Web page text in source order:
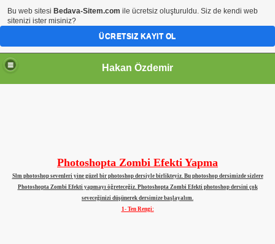
Hakan Özdemir
Photoshopta Zombi Efekti Yapma
Slm photoshop sevenleri yine güzel bir photoshop dersiyle birlikteyiz. Bu photoshop dersimizde sizlere
Photoshopta Zombi Efekti yapmayı öğreteceğiz. Photoshopta Zombi Efekti photoshop dersini çok
seveceğinizi düşünerek dersimize başlayalım.
1- Ten Rengi:
Bu web sitesi Bedava-Sitem.com ile ücretsiz oluşturuldu. Siz de kendi web
sitenizi ister misiniz?
ÜCRETSIZ KAYIT OL